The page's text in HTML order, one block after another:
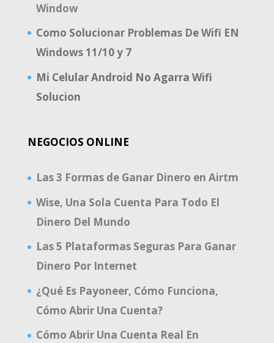
Window
Como Solucionar Problemas De Wifi EN
Windows 11/10 y 7
Mi Celular Android No Agarra Wifi
Solucion
NEGOCIOS ONLINE
Las 3 Formas de Ganar Dinero en Airtm
Wise, Una Sola Cuenta Para Todo El
Dinero Del Mundo
Las 5 Plataformas Seguras Para Ganar
Dinero Por Internet
¿Qué Es Payoneer, Cómo Funciona,
Cómo Abrir Una Cuenta?
Cómo Abrir Una Cuenta Real En